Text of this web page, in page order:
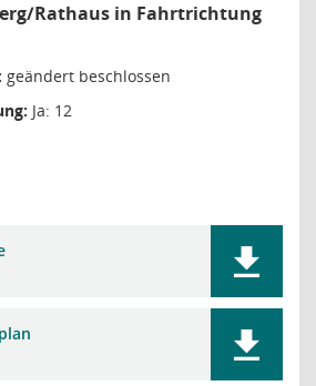
Rathaus in Fahrtrichtung
geändert beschlossen
Ja: 12